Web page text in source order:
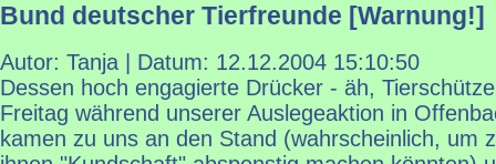
Bund deutscher Tierfreunde [Warnung!]
Autor: Tanja | Datum: 12.12.2004 15:10:50
Dessen hoch engagierte Drücker - äh,
Freitag während unserer Auslegeaktion in
kamen zu uns an den Stand (wahrscheinlich, um